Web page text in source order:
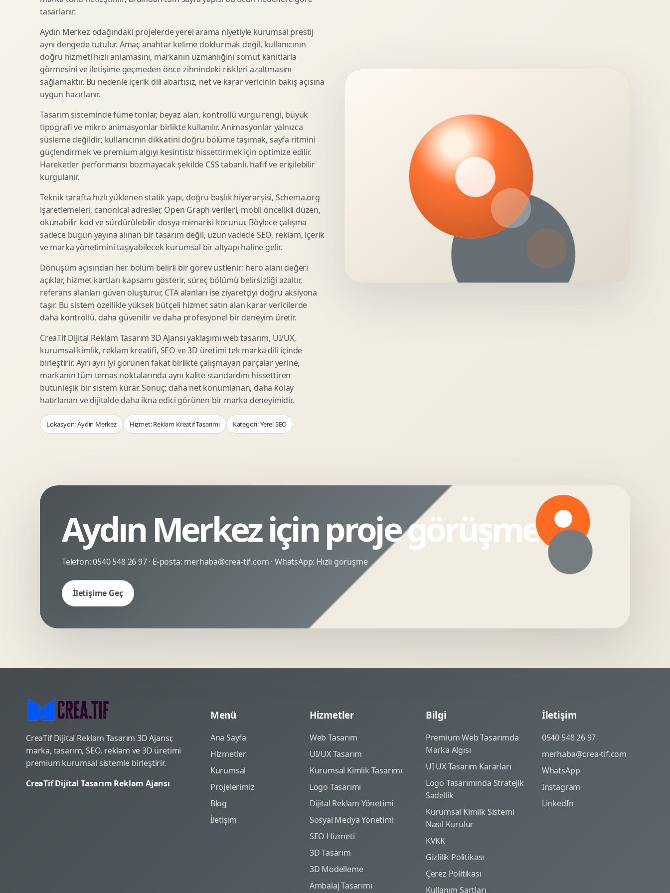
SEO Icerik Stratejisi
Schema Markup Optimizasyonu 3D Lansman Filmi Teknik Modelleme
Premium Ambalaj Tasarimi
Etiket Tasarimi
Kutu Tasarimi
Raf Gorunurlugu
Gida Ambalaj Tasarimi
Kozmetik Ambalaj Tasarimi
E Ticaret Kutu Tasarimi
Ambalaj Mockup Tasarimi
Afis Tasarimi
Brosur Tasarimi
Sunum Tasarimi
Katalog Tasarimi
Infografik Tasarimi
Fuaye Gorsel Tasarimi
Kurumsal Ilan Tasarimi
Marka Stratejisi
Marka Konumlandirma
Rekabet Analizi
Hedef Kitle Analizi
Marka Mimarisi
Deger Onerisi Tasarimi
Pazara Giris Stratejisi
Shopify Tasarim
Woocommerce Tasarim
Eticaret UX Optimizasyonu
Kategori Sayfasi Tasarimi
Sepet Odeme UX
Eticaret SEO Altyapisi
Lead Generation Landing Page
Reklam Landing Page
Webinar Landing Page
App Landing Page
Form Optimizasyonu
Sales Page Tasarimi
Display Banner Tasarimi
Video Reklam Kreatifi
Outdoor Reklam Tasarimi
Performans Kreatif Seti
Story Reklam Tasarimi
Statik Reklam Gorseli
Motion Banner Tasarimi
Logo Animasyonu
Mikro Animasyon Tasarimi
Reklam Motion Video
Arayuz Animasyonu
Sosyal Medya Motion
Webgl Deneyim Tasarimi
AI Gorsel Konsept
No Code Prototip
Veri Gorsellestirme
tasarlanır.
Aydın Merkez odağındaki projelerde yerel arama niyetiyle kurumsal prestij
aynı dengede tutulur. Amaç anahtar kelime doldurmak değil, kullanıcının
doğru hizmeti hızlı anlamasını, markanın uzmanlığını somut kanıtlarla
görmesini ve iletişime geçmeden önce zihnindeki riskleri azaltmasını
sağlamaktır. Bu nedenle içerik dili abartısız, net ve karar vericinin bakış açısına
uygun hazırlanır.
Tasarım sisteminde füme tonlar, beyaz alan, kontrollü vurgu rengi, büyük
tipografi ve mikro animasyonlar birlikte kullanılır. Animasyonlar yalnızca
süsleme değildir; kullanıcının dikkatini doğru bölüme taşımak, sayfa ritmini
güçlendirmek ve premium algıyı kesintisiz hissettirmek için optimize edilir.
Hareketler performansı bozmayacak şekilde CSS tabanlı, hafif ve erişilebilir
kurgulanır.
Teknik tarafta hızlı yüklenen statik yapı, doğru başlık hiyerarşisi, Schema.org
işaretlemeleri, canonical adresler, Open Graph verileri, mobil öncelikli düzen,
okunabilir kod ve sürdürülebilir dosya mimarisi korunur. Böylece çalışma
sadece bugün yayına alınan bir tasarım değil, uzun vadede SEO, reklam, içerik
ve marka yönetimini taşıyabilecek kurumsal bir altyapı haline gelir.
Dönüşüm açısından her bölüm belirli bir görev üstlenir: hero alanı değeri
açıklar, hizmet kartları kapsamı gösterir, süreç bölümü belirsizliği azaltır,
referans alanları güven oluşturur, CTA alanları ise ziyaretçiyi doğru aksiyona
taşır. Bu sistem özellikle yüksek bütçeli hizmet satın alan karar vericilerde
daha kontrollü, daha güvenilir ve daha profesyonel bir deneyim üretir.
CreaTif Dijital Reklam Tasarım 3D Ajansı yaklaşımı web tasarım, UI/UX,
kurumsal kimlik, reklam kreatifi, SEO ve 3D üretimi tek marka dili içinde
birleştirir. Ayrı ayrı iyi görünen fakat birlikte çalışmayan parçalar yerine,
markanın tüm temas noktalarında aynı kalite standardını hissettiren
bütünleşik bir sistem kurar. Sonuç; daha net konumlanan, daha kolay
hatırlanan ve dijitalde daha ikna edici görünen bir marka deneyimidir.
Lokasyon: Aydın Merkez Hizmet: Reklam Kreatif Tasarımı Kategori: Yerel SEO
Aydın Merkez için proje görüşmesi
Telefon:0540 548 26 97· E-posta: merhaba@crea-tif.com · WhatsApp: Hızlı görüşme
İletişime Geç
CreaTif Dijital Reklam Tasarım 3D Ajansı;
marka, tasarım, SEO, reklam ve 3D üretimi
premium kurumsal sistemle birleştirir.
CreaTif Dijital Tasarım Reklam Ajansı
Menü
Ana Sayfa
Hizmetler
Kurumsal
Projelerimiz
Blog
İletişim
Hizmetler
Web Tasarım
UI/UX Tasarım
Kurumsal Kimlik Tasarımı
Logo Tasarımı
Dijital Reklam Yönetimi
Sosyal Medya Yönetimi
SEO Hizmeti
3D Tasarım
3D Modelleme
Ambalaj Tasarımı
Bilgi
Premium Web Tasarımda
Marka Algısı
UI UX Tasarım Kararları
Logo Tasarımında Stratejik
Sadellik
Kurumsal Kimlik Sistemi
Nasıl Kurulur
KVKK
Gizlilik Politikası
Çerez Politikası
Kullanım Şartları
İletişim
0540 548 26 97
merhaba@crea-tif.com
WhatsApp
Instagram
LinkedIn